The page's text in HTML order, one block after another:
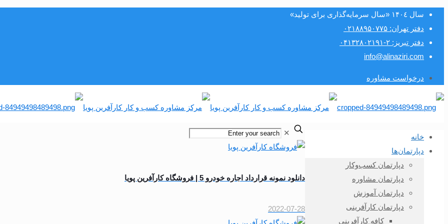
سال ۱۴۰٤ «سال سرمایه‌گذاری برای تولید»
دفتر تهران: ۰۲۱۸۸۹۵۰۷۷۵
دفتر تبریز: ۲-۰۴۱۳۲۸۰۲۱۹۱
info@alinaziri.com
درخواست مشاوره
خانه
دپارتمان‌ها
دپارتمان کسب‌وکار
دپارتمان مشاوره
دپارتمان آموزش
دپارتمان کارآفرینی
کافه کارآفرینی
✕
دانلود نمونه قرارداد اجاره خودرو 5 | فروشگاه کارآفرین پویا
2022-07-28